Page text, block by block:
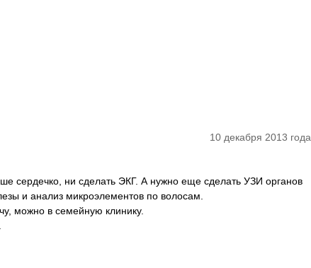
10 декабря 2013 года
сердечко, ни сделать ЭКГ. А нужно еще сделать УЗИ органов
и анализ микроэлементов по волосам.
можно в семейную клинику.